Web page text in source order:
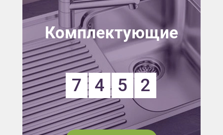
Комплектующие
7 4 5 2